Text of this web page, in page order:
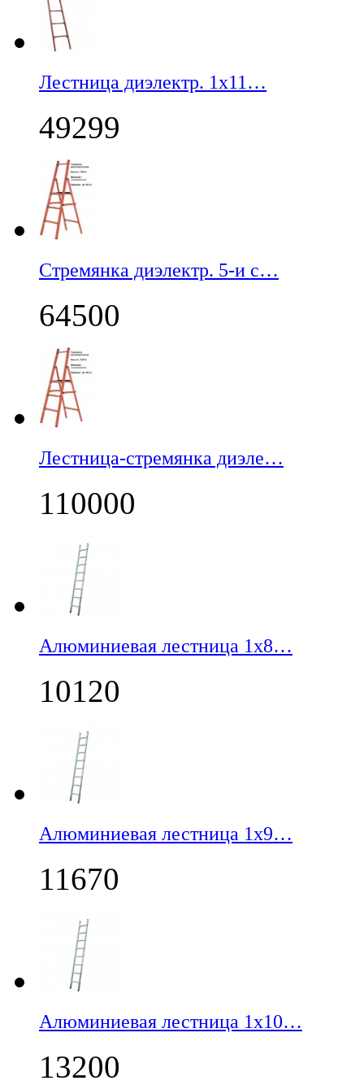
Лестница диэлектр. 1х11…
49299
Стремянка диэлектр. 5-и с…
64500
Лестница-стремянка диэле…
110000
Алюминиевая лестница 1х8…
10120
Алюминиевая лестница 1х9…
11670
Алюминиевая лестница 1х10…
13200